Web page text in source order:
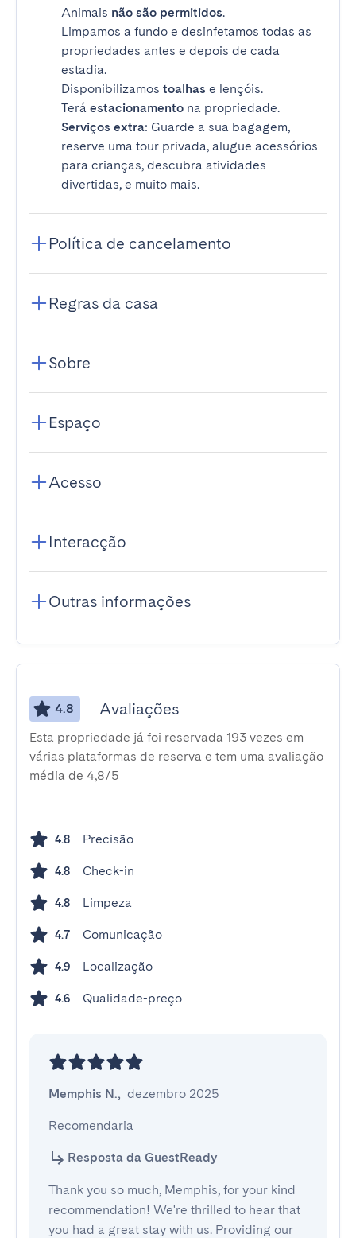
Animais não são permitidos.
Limpamos a fundo e desinfetamos todas as
propriedades antes e depois de cada
estadia.
Disponibilizamos toalhas e lençóis.
Terá estacionamento na propriedade.
Serviços extra: Guarde a sua bagagem,
reserve uma tour privada, alugue acessórios
para crianças, descubra atividades
divertidas, e muito mais.
Política de cancelamento
Regras da casa
Sobre
Espaço
Acesso
Interacção
Outras informações
4.8 Avaliações
Esta propriedade já foi reservada 193 vezes em
várias plataformas de reserva e tem uma avaliação
média de 4,8/5
4.8 Precisão
4.8 Check-in
4.8 Limpeza
4.7 Comunicação
4.9 Localização
4.6 Qualidade-preço
Memphis N., dezembro 2025
Recomendaria
Resposta da GuestReady
Thank you so much, Memphis, for your kind
recommendation! We're thrilled to hear that
you had a great stay with us. Providing our